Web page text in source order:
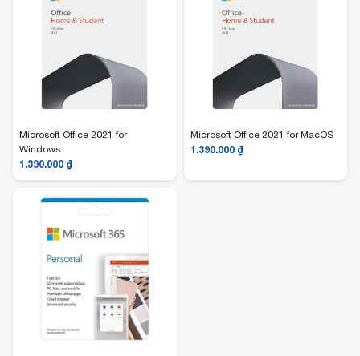
Microsoft Office 2021 for
Windows
1.390.000 ₫
Microsoft Office 2021 for MacOS
1.390.000 ₫